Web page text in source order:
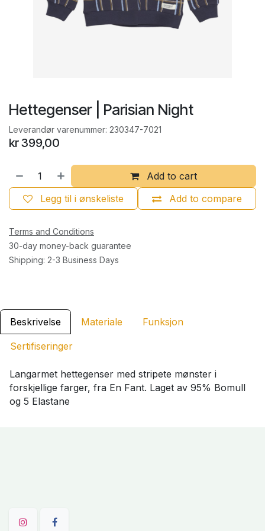
Hettegenser | Parisian Night
Leverandør varenummer: 230347-7021
kr399,00
Add to cart
Add to compare
Legg til i ønskeliste
Terms and Conditions
30-day money-back guarantee
Shipping: 2-3 Business Days
Beskrivelse Materiale Funksjon
Sertifiseringer
Langarmet hettegenser med stripete mønster i
forskjellige farger, fra En Fant. Laget av 95% Bomull
og 5 Elastane